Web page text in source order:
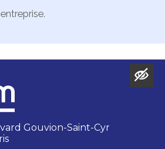
Gouvion-Saint-Cyr